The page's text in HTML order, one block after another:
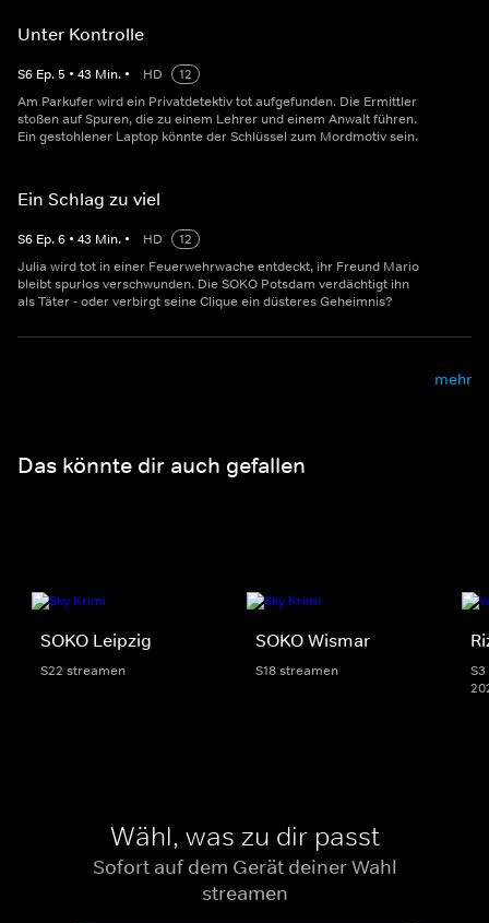
Unter Kontrolle
S6 Ep.5 • 43 Min. • HD
12
Am Parkufer wird ein Privatdetektiv tot aufgefunden. Die Ermittler
stoßen auf Spuren, die zu einem Lehrer und einem Anwalt führen.
Ein gestohlener Laptop könnte der Schlüssel zum Mordmotiv sein.
Ein Schlag zu viel
S6 Ep.6 • 43 Min. • HD
12
Julia wird tot in einer Feuerwehrwache entdeckt, ihr Freund Mario
bleibt spurlos verschwunden. Die SOKO Potsdam verdächtigt ihn
als Täter - oder verbirgt seine Clique ein düsteres Geheimnis?
mehr
Das könnte dir auch gefallen
SOKO Leipzig
S22 streamen
SOKO Wismar
S18 streamen
Wähl, was zu dir passt
Sofort auf dem Gerät deiner Wahl
streamen